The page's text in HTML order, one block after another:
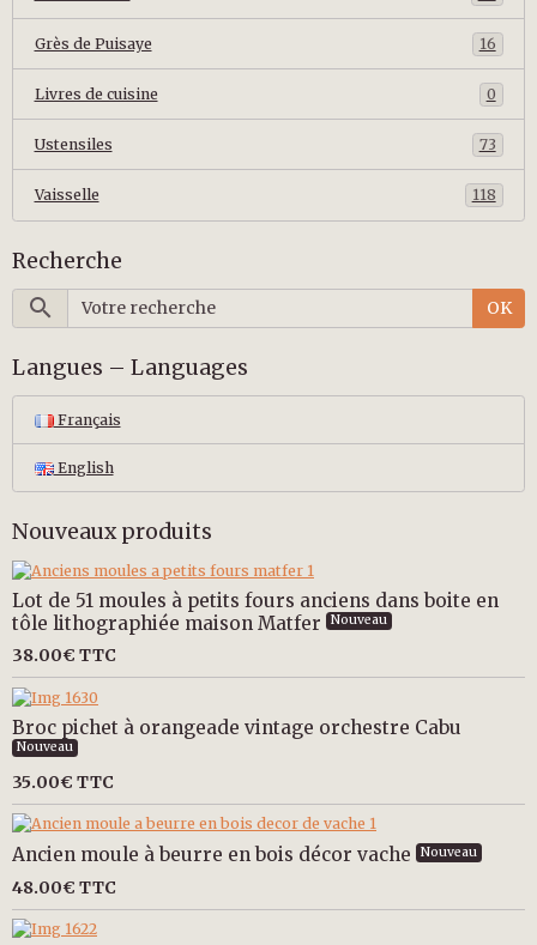
Grès de Puisaye 16
Livres de cuisine 0
Ustensiles 73
Vaisselle 118
Recherche
OK
Langues – Languages
Français
English
Nouveaux produits
Lot de 51 moules à petits fours anciens dans boite en
tôle lithographiée maison Matfer
Nouveau
38.00€ TTC
Broc pichet à orangeade vintage orchestre Cabu
Nouveau
35.00€ TTC
Ancien moule à beurre en bois décor vache Nouveau
48.00€ TTC